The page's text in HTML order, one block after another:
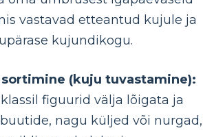
vastavad etteantud kujule ja
kujundikogu.
(kuju tuvastamine):
figuurid välja lõigata ja
nagu küljed või nurgad,